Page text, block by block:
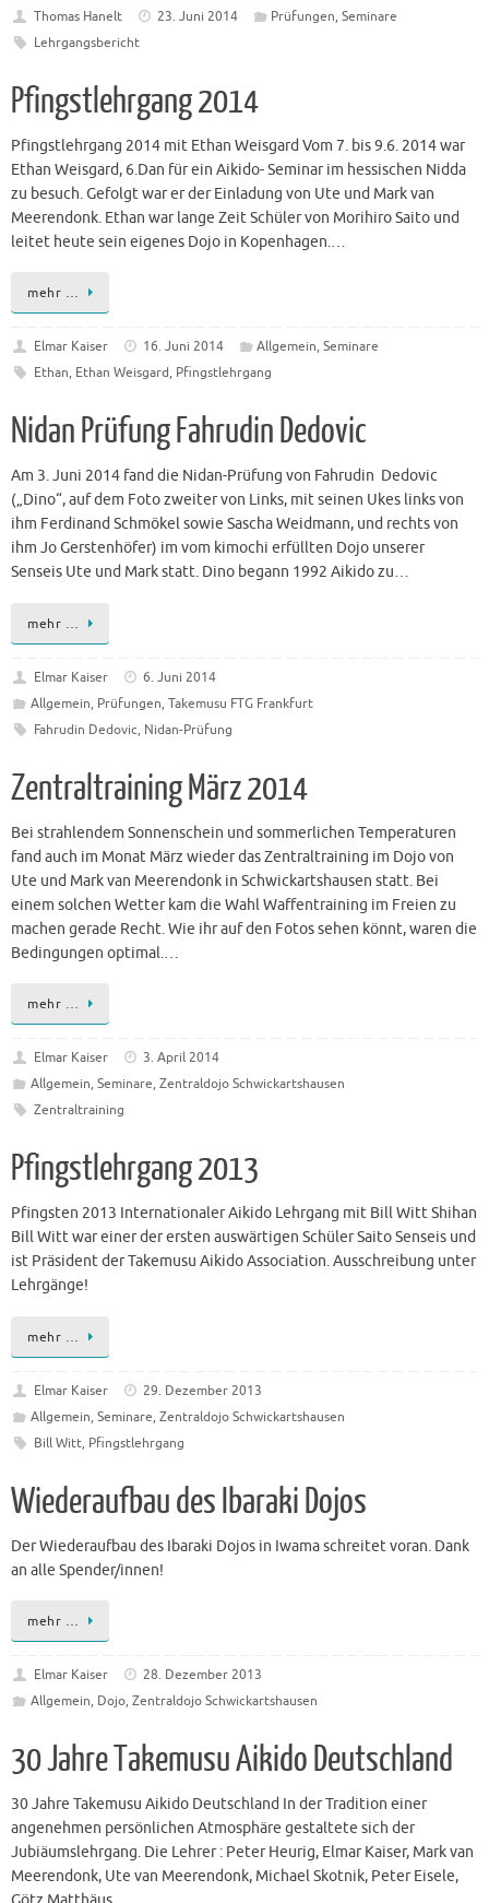
Thomas Hanelt 23. Juni 2014 Prüfungen, Seminare
Lehrgangsbericht
Pfingstlehrgang 2014
Pfingstlehrgang 2014 mit Ethan Weisgard Vom 7. bis 9.6. 2014 war
Ethan Weisgard, 6.Dan für ein Aikido- Seminar im hessischen Nidda
zu besuch. Gefolgt war er der Einladung von Ute und Mark van
Meerendonk. Ethan war lange Zeit Schüler von Morihiro Saito und
leitet heute sein eigenes Dojo in Kopenhagen.…
mehr …
Elmar Kaiser 16. Juni 2014 Allgemein, Seminare
Ethan, Ethan Weisgard, Pfingstlehrgang
Nidan Prüfung Fahrudin Dedovic
Am 3. Juni 2014 fand die Nidan-Prüfung von Fahrudin Dedovic
(„Dino“, auf dem Foto zweiter von Links, mit seinen Ukes links von
ihm Ferdinand Schmökel sowie Sascha Weidmann, und rechts von
ihm Jo Gerstenhöfer) im vom kimochi erfüllten Dojo unserer
Senseis Ute und Mark statt. Dino begann 1992 Aikido zu…
mehr …
Elmar Kaiser
6. Juni 2014
Allgemein, Prüfungen, Takemusu FTG Frankfurt
Fahrudin Dedovic, Nidan-Prüfung
Zentraltraining März 2014
Bei strahlendem Sonnenschein und sommerlichen Temperaturen
fand auch im Monat März wieder das Zentraltraining im Dojo von
Ute und Mark van Meerendonk in Schwickartshausen statt. Bei
einem solchen Wetter kam die Wahl Waffentraining im Freien zu
machen gerade Recht. Wie ihr auf den Fotos sehen könnt, waren die
Bedingungen optimal.…
mehr …
Elmar Kaiser
3. April 2014
Allgemein, Seminare, Zentraldojo Schwickartshausen
Zentraltraining
Pfingstlehrgang 2013
Pfingsten 2013 Internationaler Aikido Lehrgang mit Bill Witt Shihan
Bill Witt war einer der ersten auswärtigen Schüler Saito Senseis und
ist Präsident der Takemusu Aikido Association. Ausschreibung unter
Lehrgänge!
mehr …
Elmar Kaiser
29. Dezember 2013
Allgemein, Seminare, Zentraldojo Schwickartshausen
Bill Witt, Pfingstlehrgang
Wiederaufbau des Ibaraki Dojos
Der Wiederaufbau des Ibaraki Dojos in Iwama schreitet voran. Dank
an alle Spender/innen!
mehr …
Elmar Kaiser
28. Dezember 2013
Allgemein, Dojo, Zentraldojo Schwickartshausen
30 Jahre Takemusu Aikido Deutschland
30 Jahre Takemusu Aikido Deutschland In der Tradition einer
angenehmen persönlichen Atmosphäre gestaltete sich der
Jubiäumslehrgang. Die Lehrer : Peter Heurig, Elmar Kaiser, Mark van
Meerendonk, Ute van Meerendonk, Michael Skotnik, Peter Eisele,